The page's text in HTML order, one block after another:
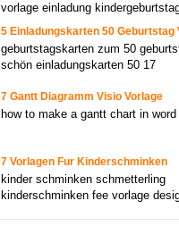
vorlage einladung
5 Einladungskarten 50 Geburtstag
geburtstagskarten zum 50
schön einladungskarten 50 17
7 Gantt Diagramm Visio Vorlage
how to make a gantt chart in
7 Vorlagen Fur Kinderschminken
kinder schminken schmetterling
kinderschminken fee vorlage